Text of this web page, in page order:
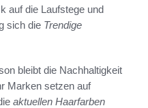
auf die Laufstege und
sich die Trendige
bleibt die Nachhaltigkeit
Marken setzen auf
aktuellen Haarfarben